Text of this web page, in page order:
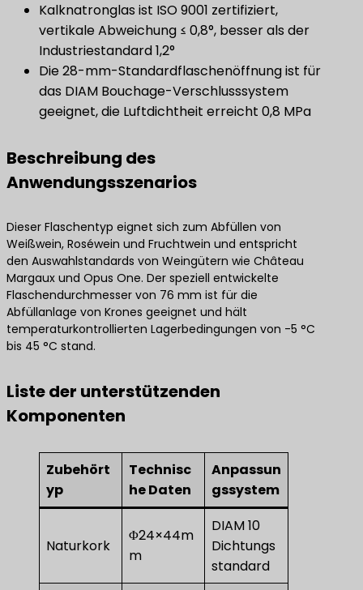
​​Kalknatronglas ist ISO 9001 zertifiziert,
vertikale Abweichung ≤ 0,8°, besser als der
Industriestandard 1,2°
Die 28-mm-Standardflaschenöffnung ist für
das DIAM Bouchage-Verschlusssystem
geeignet, die Luftdichtheit erreicht 0,8 MPa
Beschreibung des
Anwendungsszenarios
Dieser Flaschentyp eignet sich zum Abfüllen von
Weißwein, Roséwein und Fruchtwein und entspricht
den Auswahlstandards von Weingütern wie Château
Margaux und Opus One. Der speziell entwickelte
Flaschendurchmesser von 76 mm ist für die
Abfüllanlage von Krones geeignet und hält
temperaturkontrollierten Lagerbedingungen von -5 °C
bis 45 °C stand.
Liste der unterstützenden
Komponenten
Zubehört
yp
Technisc
he Daten
Anpassun
gssystem
Naturkork
Φ24×44m
m
DIAM 10
Dichtungs
standard